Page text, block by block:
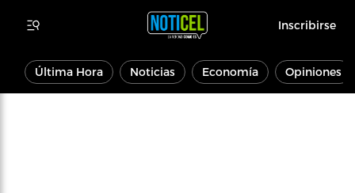
Inscribirse
Última Hora Noticias Economía Opiniones